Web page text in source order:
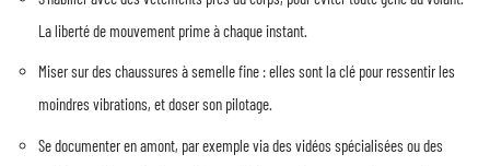
La liberté de mouvement prime à chaque instant.
Miser sur des chaussures à semelle fine : elles sont la clé pour ressentir les
moindres vibrations, et doser son pilotage.
Se documenter en amont, par exemple via des vidéos spécialisées ou des